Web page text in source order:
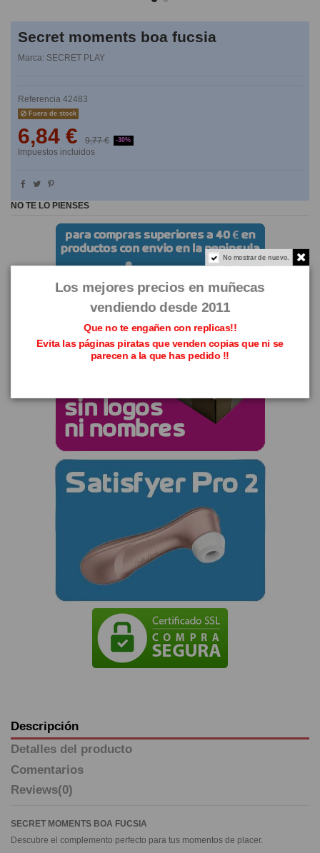
Secret moments boa fucsia
Marca: SECRET PLAY
Referencia 42483
Fuera de stock
6,84 € 9,77 € -30%
Impuestos incluidos
NO TE LO PIENSES
Descripción
Detalles del producto
Comentarios
Reviews(0)
SECRET MOMENTS BOA FUCSIA
Descubre el complemento perfecto para tus momentos de placer.
No mostrar de nuevo.
Los mejores precios en muñecas
vendiendo desde 2011
Que no te engañen con replicas!!
Evita las páginas piratas que venden copias que ni se
parecen a la que has pedido !!